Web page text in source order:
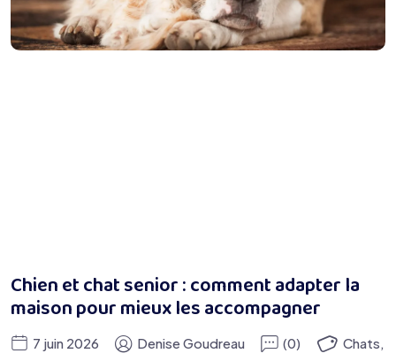
Chien et chat senior : comment adapter la
maison pour mieux les accompagner
7 juin 2026 Denise Goudreau (0) Chats